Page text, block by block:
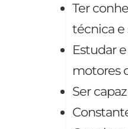
Ter
técnica e
Estudar
motores
Ser